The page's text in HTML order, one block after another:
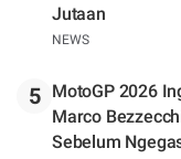
Jutaan
NEWS
5
MotoGP 2026
Marco
Sebelum